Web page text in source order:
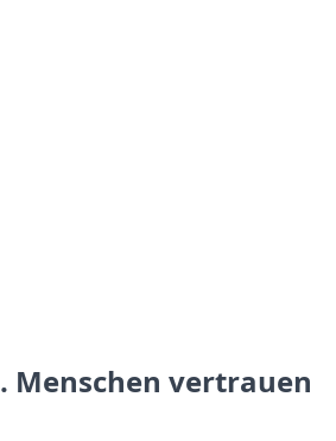
Menschen vertrauen